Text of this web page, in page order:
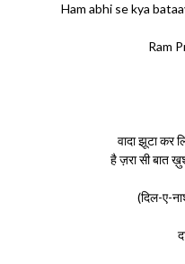
Ham abhi se kya
Ram
वादा झूटा कर
है ज़रा सी बात
(दिल-ए-